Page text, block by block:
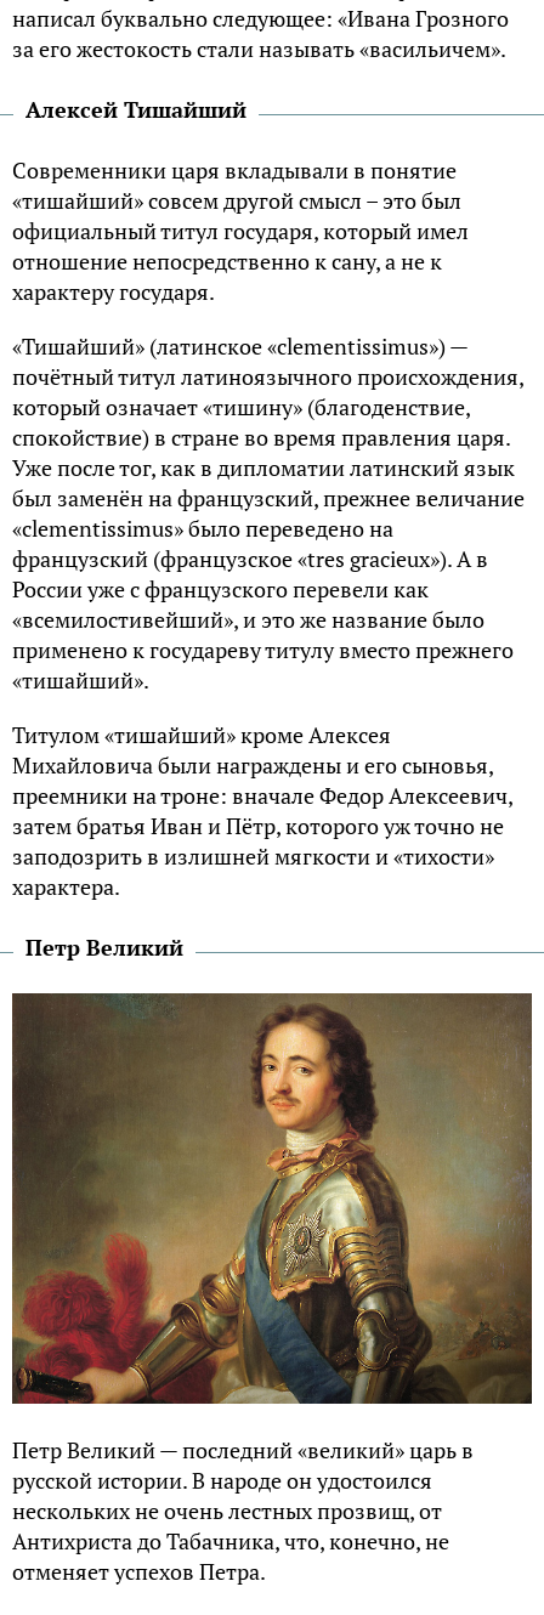
написал буквально следующее: «Ивана Грозного
за его жестокость стали называть «васильичем».
Алексей Тишайший
Современники царя вкладывали в понятие
«тишайший» совсем другой смысл – это был
официальный титул государя, который имел
отношение непосредственно к сану, а не к
характеру государя.
«Тишайший» (латинское «clementissimus») —
почётный титул латиноязычного происхождения,
который означает «тишину» (благоденствие,
спокойствие) в стране во время правления царя.
Уже после тог, как в дипломатии латинский язык
был заменён на французский, прежнее величание
«clementissimus» было переведено на
французский (французское «tres gracieux»). А в
России уже с французского перевели как
«всемилостивейший», и это же название было
применено к государеву титулу вместо прежнего
«тишайший».
Титулом «тишайший» кроме Алексея
Михайловича были награждены и его сыновья,
преемники на троне: вначале Федор Алексеевич,
затем братья Иван и Пётр, которого уж точно не
заподозрить в излишней мягкости и «тихости»
характера.
Петр Великий
Петр Великий — последний «великий» царь в
русской истории. В народе он удостоился
нескольких не очень лестных прозвищ, от
Антихриста до Табачника, что, конечно, не
отменяет успехов Петра.